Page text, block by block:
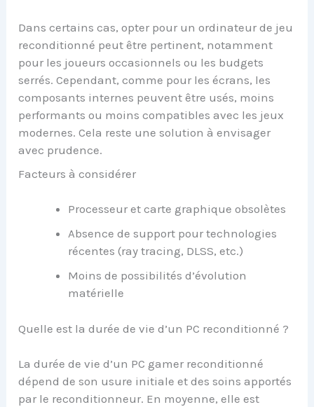
Dans certains cas, opter pour un ordinateur de jeu
reconditionné peut être pertinent, notamment
pour les joueurs occasionnels ou les budgets
serrés. Cependant, comme pour les écrans, les
composants internes peuvent être usés, moins
performants ou moins compatibles avec les jeux
modernes. Cela reste une solution à envisager
avec prudence.
Facteurs à considérer
Processeur et carte graphique obsolètes
Absence de support pour technologies
récentes (ray tracing, DLSS, etc.)
Moins de possibilités d’évolution
matérielle
Quelle est la durée de vie d’un PC reconditionné ?
La durée de vie d’un PC gamer reconditionné
dépend de son usure initiale et des soins apportés
par le reconditionneur. En moyenne, elle est